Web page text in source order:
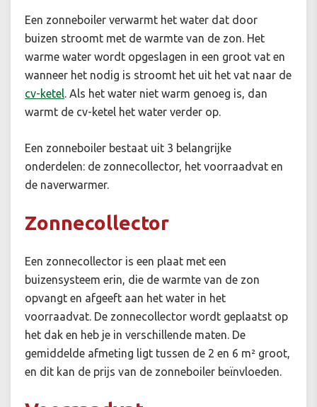
Een zonneboiler verwarmt het water dat door
buizen stroomt met de warmte van de zon. Het
warme water wordt opgeslagen in een groot vat en
wanneer het nodig is stroomt het uit het vat naar de
cv-ketel. Als het water niet warm genoeg is, dan
warmt de cv-ketel het water verder op.
Een zonneboiler bestaat uit 3 belangrijke
onderdelen: de zonnecollector, het voorraadvat en
de naverwarmer.
Zonnecollector
Een zonnecollector is een plaat met een
buizensysteem erin, die de warmte van de zon
opvangt en afgeeft aan het water in het
voorraadvat. De zonnecollector wordt geplaatst op
het dak en heb je in verschillende maten. De
gemiddelde afmeting ligt tussen de 2 en 6 m² groot,
en dit kan de prijs van de zonneboiler beïnvloeden.